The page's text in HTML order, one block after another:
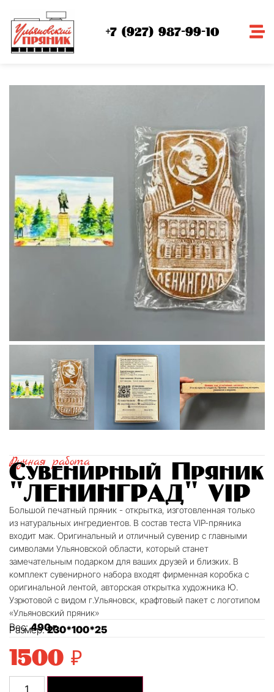
+7 (927) 987-99-10
Ручная работа
Сувенирный Пряник
"ЛЕНИНГРАД" VIP
Большой печатный пряник - открытка, изготовленная только
из натуральных ингредиентов. В состав теста VIP-пряника
входит мак. Оригинальный и отличный сувенир с главными
символами Ульяновской области, который станет
замечательным подарком для ваших друзей и близких. В
комплект сувенирного набора входят фирменная коробка с
оригинальной лентой, авторская открытка художника Ю.
Узрютовой с видом г.Ульяновск, крафтовый пакет с логотипом
«Ульяновский пряник»
Вес:490 г
Размер:230*100*25
1500 ₽